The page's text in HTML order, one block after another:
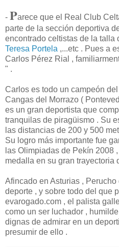
- Parece que el Real Club
parte de la sección deportiva
encontrado celtistas de la talla
Teresa Portela ,...etc . Pues a
Carlos Pérez Rial ,
" .
Carlos es todo un campeón
Cangas del Morrazo (
es un gran deportista que
tranquilas de piragüismo . Su
las distancias de 200 y 500
Su logro más importante fue
las Olimpiadas de Pekín 2008
medalla en su gran trayectoria
Afincado en Asturias , Perucho
deporte , y sobre todo del que
evarogado.com , el palista
como un ser luchador ,
dignas de admirar en un
presumir de ello .